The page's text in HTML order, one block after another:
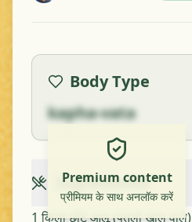
Body Type
kapha-vata
Premium content
प्रीमियम के साथ अनलॉक करें
Ingredients
1 किलो छोटे आलू (पतली खाल वाले)